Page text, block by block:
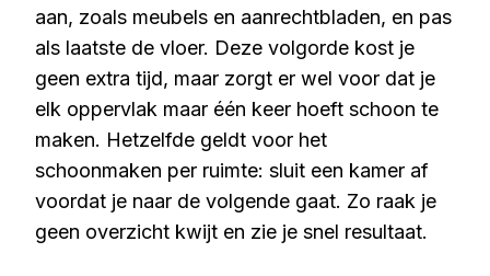
aan, zoals meubels en aanrechtbladen, en pas
als laatste de vloer. Deze volgorde kost je
geen extra tijd, maar zorgt er wel voor dat je
elk oppervlak maar één keer hoeft schoon te
maken. Hetzelfde geldt voor het
schoonmaken per ruimte: sluit een kamer af
voordat je naar de volgende gaat. Zo raak je
geen overzicht kwijt en zie je snel resultaat.